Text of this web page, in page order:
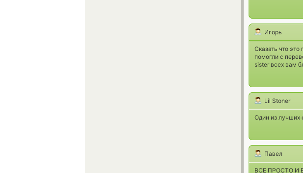
Игорь
Сказать что
помогли с
sister всех вам
Lil Stoner
Один из лучших
Павел
ВСЕ ПРОСТО И